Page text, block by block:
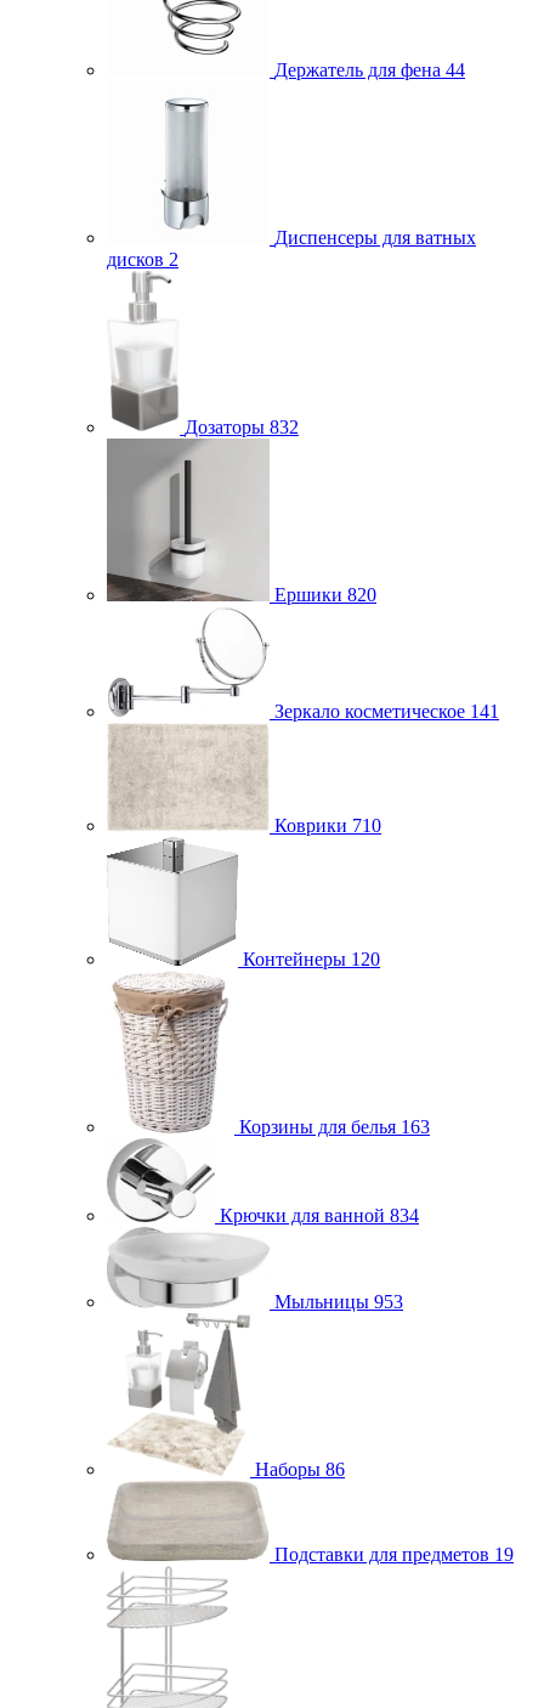
Держатель для фена 44
Диспенсеры для ватных
дисков 2
Дозаторы 832
Ершики 820
Зеркало косметическое 141
Коврики 710
Контейнеры 120
Корзины для белья 163
Крючки для ванной 834
Мыльницы 953
Наборы 86
Подставки для предметов 19